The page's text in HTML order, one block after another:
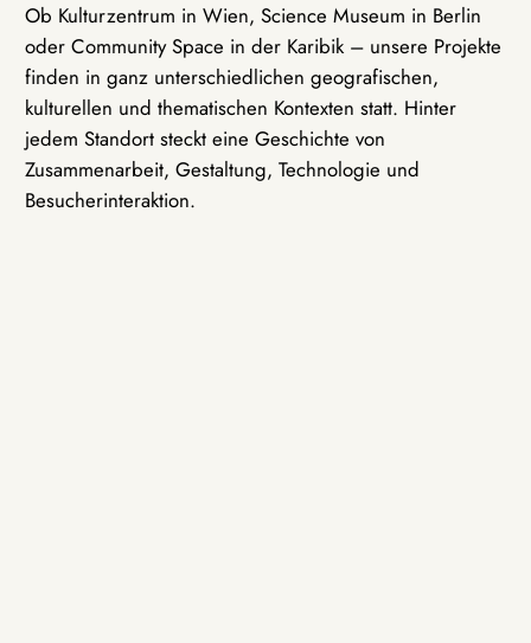
Ob Kulturzentrum in Wien, Science Museum in Berlin
oder Community Space in der Karibik – unsere Projekte
finden in ganz unterschiedlichen geografischen,
kulturellen und thematischen Kontexten statt. Hinter
jedem Standort steckt eine Geschichte von
Zusammenarbeit, Gestaltung, Technologie und
Besucherinteraktion.